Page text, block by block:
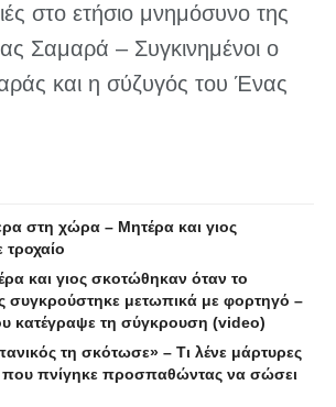
στο ετήσιο μνημόσυνο της
Σαμαρά – Συγκινημένοι ο
και η σύζυγός του Ένας
στη χώρα – Μητέρα και γιος
και γιος σκοτώθηκαν όταν το
συγκρούστηκε μετωπικά με φορτηγό –
κατέγραψε τη σύγκρουση (video)
τη σκότωσε» – Τι λένε μάρτυρες
που πνίγηκε προσπαθώντας να σώσει